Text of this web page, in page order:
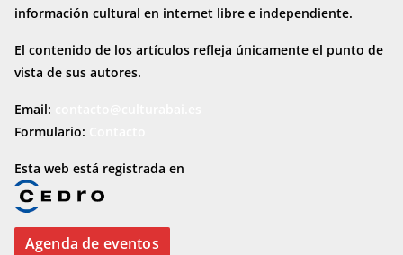
información cultural en internet libre e independiente.
El contenido de los artículos refleja únicamente el punto de
vista de sus autores.
Email:
Formulario:
Esta web está registrada en
Agenda de eventos